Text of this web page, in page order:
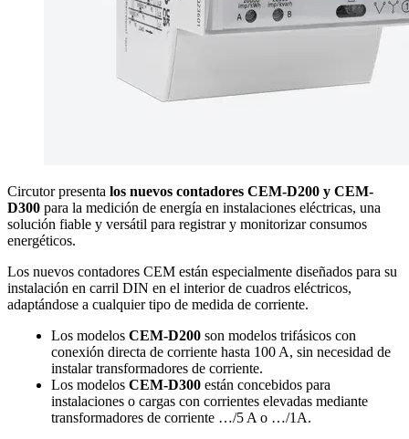
Circutor presenta los nuevos contadores CEM-D200 y CEM-
D300 para la medición de energía en instalaciones eléctricas, una
solución fiable y versátil para registrar y monitorizar consumos
energéticos.
Los nuevos contadores CEM están especialmente diseñados para su
instalación en carril DIN en el interior de cuadros eléctricos,
adaptándose a cualquier tipo de medida de corriente.
Los modelos CEM-D200 son modelos trifásicos con
conexión directa de corriente hasta 100 A, sin necesidad de
instalar transformadores de corriente.
Los modelos CEM-D300 están concebidos para
instalaciones o cargas con corrientes elevadas mediante
transformadores de corriente …/5 A o …/1A.